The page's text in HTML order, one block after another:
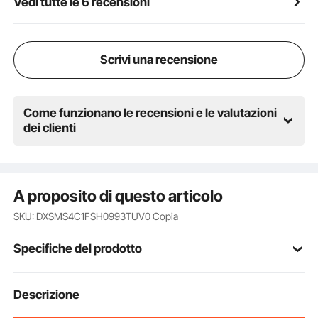
Un'ampia base e pali in sisal ispessiti assicurano
animali, cliniche veterinarie e saloni di toelettatura per
Scrivi una recensione
Come funzionano le recensioni e le valutazioni
dei clienti
A proposito di questo articolo
SKU: DXSMS4C1FSH0993TUV0Copia
Specifiche del prodotto
Numero modello
articolo
Descrizione